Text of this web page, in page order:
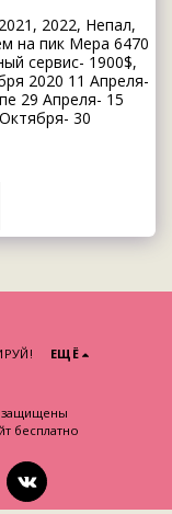
2022, Непал,
на пик Мера 6470
сервис- 1900$,
2020 11 Апреля-
29 Апреля- 15
30
защищены
бесплатно
ЕЩЁ